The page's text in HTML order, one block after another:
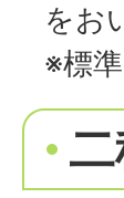
をお
※標